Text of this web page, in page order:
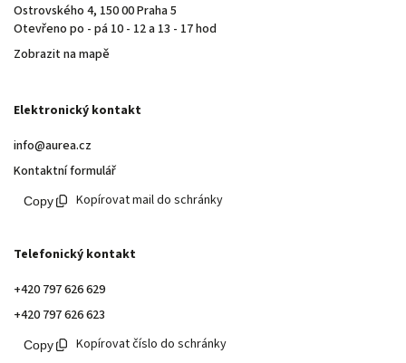
Ostrovského 4, 150 00 Praha 5
Otevřeno po - pá 10 - 12 a 13 - 17 hod
Zobrazit na mapě
Elektronický kontakt
info@aurea.cz
Kontaktní formulář
Kopírovat mail do schránky
Telefonický kontakt
+420 797 626 629
+420 797 626 623
Kopírovat číslo do schránky